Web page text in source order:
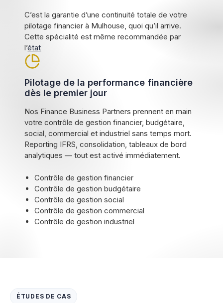
C’est la garantie d’une continuité totale de votre
pilotage financier à Mulhouse, quoi qu’il arrive.
Cette spécialité est même recommandée par
l’état
Pilotage de la performance financière
dès le premier jour
Nos Finance Business Partners prennent en main
votre contrôle de gestion financier, budgétaire,
social, commercial et industriel sans temps mort.
Reporting IFRS, consolidation, tableaux de bord
analytiques — tout est activé immédiatement.
Contrôle de gestion financier
Contrôle de gestion budgétaire
Contrôle de gestion social
Contrôle de gestion commercial
Contrôle de gestion industriel
ÉTUDES DE CAS